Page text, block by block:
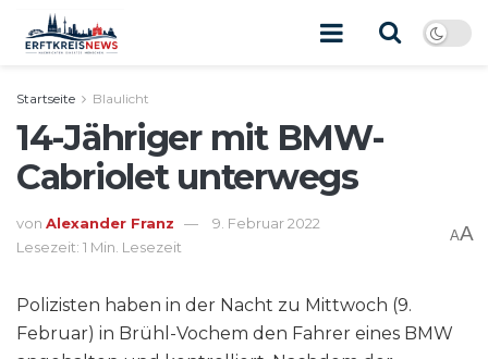
Startseite Blaulicht
14-Jähriger mit BMW-
Cabriolet unterwegs
von Alexander Franz
9. Februar 2022
Lesezeit: 1 Min. Lesezeit
AA
Polizisten haben in der Nacht zu Mittwoch (9.
Februar) in Brühl-Vochem den Fahrer eines BMW